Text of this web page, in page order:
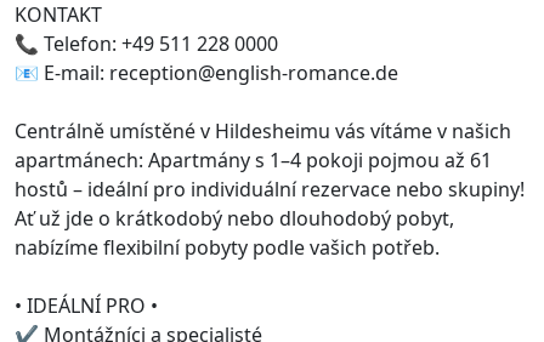
KONTAKT
📞 Telefon: +49 511 228 0000
📧 E-mail: reception@english-romance.de
Centrálně umístěné v Hildesheimu vás vítáme v našich
apartmánech: Apartmány s 1–4 pokoji pojmou až 61
hostů – ideální pro individuální rezervace nebo skupiny!
Ať už jde o krátkodobý nebo dlouhodobý pobyt,
nabízíme flexibilní pobyty podle vašich potřeb.
• IDEÁLNÍ PRO •
✔ Montážníci a specialisté